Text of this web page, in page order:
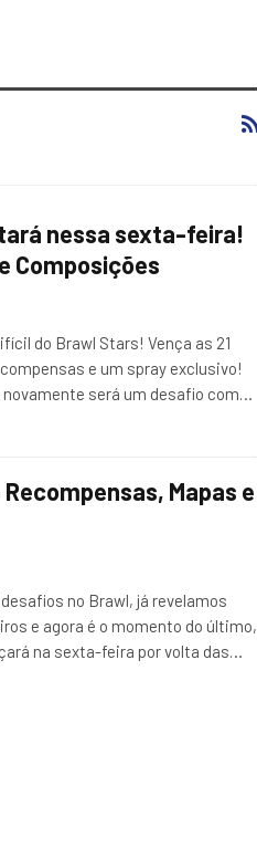
nessa sexta-feira!
Composições
do Brawl Stars! Vença as 21
e um spray exclusivo!
novamente será um desafio com…
Mapas e
no Brawl, já revelamos
e agora é o momento do último,
na sexta-feira por volta das…